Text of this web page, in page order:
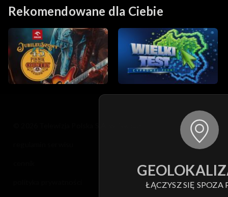
„Debiuty”
Rekomendowane dla Ciebie
ŁĄCZYSZ SIĘ SPOZA